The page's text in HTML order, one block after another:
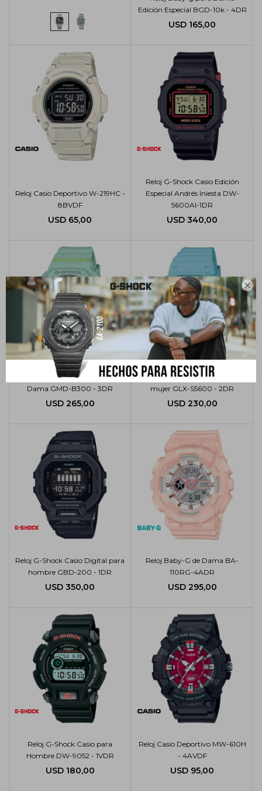

Edición Especial BGD-10k - 4DR
USD 165,00
Reloj Casio Deportivo W-219HC -
8BVDF
USD 65,00
Reloj G-Shock Casio Edición
Especial Andrés Iniesta DW-
5600AI-1DR
USD 340,00
Reloj G-Shock Casio Digital para
Dama GMD-B300 - 3DR
USD 265,00
Reloj G-Shock Casio Digital para
mujer GLX-S5600 - 2DR
USD 230,00
Reloj G-Shock Casio Digital para
hombre GBD-200 - 1DR
USD 350,00
Reloj Baby-G de Dama BA-
110RG-4ADR
USD 295,00
Reloj G-Shock Casio para
Hombre DW-9052 - 1VDR
USD 180,00
Reloj Casio Deportivo MW-610H
- 4AVDF
USD 95,00